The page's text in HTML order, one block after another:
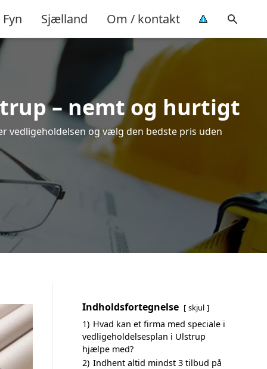
Fyn Sjælland Om / kontakt
– nemt og hurtigt
vedligeholdelsen og vælg den bedste pris uden
Indholdsfortegnelse skjul
1) Hvad kan et firma med speciale i
vedligeholdelsesplan i Ulstrup
hjælpe med?
2) Indhent altid mindst 3 tilbud på